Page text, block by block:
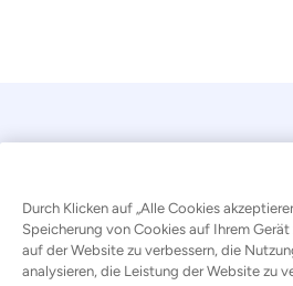
© 2026 Kaseya. Alle
Durch Klicken auf „Alle Cookies
Speicherung von Cookies auf Ihrem
auf der Website zu verbessern, die
analysieren, die Leistung der Website zu